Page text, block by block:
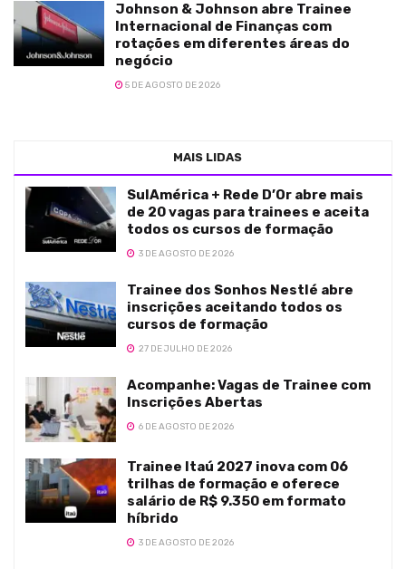
Johnson & Johnson abre Trainee
Internacional de Finanças com
rotações em diferentes áreas do
negócio
5 DE AGOSTO DE 2026
MAIS LIDAS
SulAmérica + Rede D’Or abre mais
de 20 vagas para trainees e aceita
todos os cursos de formação
3 DE AGOSTO DE 2026
Trainee dos Sonhos Nestlé abre
inscrições aceitando todos os
cursos de formação
27 DE JULHO DE 2026
Acompanhe: Vagas de Trainee com
Inscrições Abertas
6 DE AGOSTO DE 2026
Trainee Itaú 2027 inova com 06
trilhas de formação e oferece
salário de R$ 9.350 em formato
híbrido
3 DE AGOSTO DE 2026